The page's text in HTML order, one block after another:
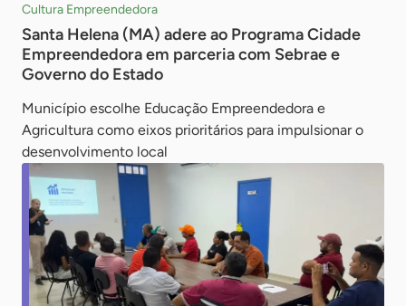
Cultura Empreendedora
Santa Helena (MA) adere ao Programa Cidade
Empreendedora em parceria com Sebrae e
Governo do Estado
Município escolhe Educação Empreendedora e
Agricultura como eixos prioritários para impulsionar o
desenvolvimento local